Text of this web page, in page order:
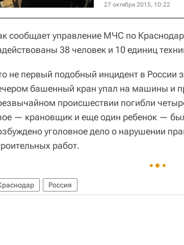
27 октября 2015, 10:22
сообщает управление МЧС по
38 человек и 10 единиц
не первый подобный инцидент в России
башенный кран упал на машины и
происшествии погибли
— крановщик и еще один ребенок —
уголовное дело о нарушении
работ.
Россия